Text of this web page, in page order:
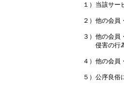
１）当該サー
２）他の会員
３）他の会員
侵害の行
４）他の会員
５）公序良俗